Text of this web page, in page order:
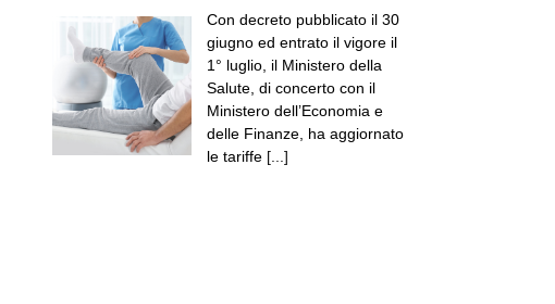
Con decreto pubblicato il 30
giugno ed entrato il vigore il
1° luglio, il Ministero della
Salute, di concerto con il
Ministero dell’Economia e
delle Finanze, ha aggiornato
le tariffe [...]